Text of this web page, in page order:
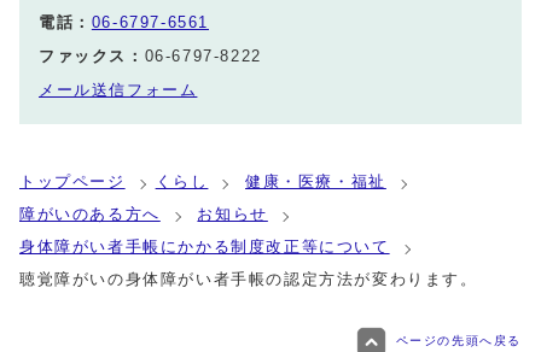
電話： 06-6797-6561
ファックス： 06-6797-8222
メール送信フォーム
トップページ くらし
健康・医療・福祉
障がいのある方へ
お知らせ
身体障がい者手帳にかかる制度改正等について
聴覚障がいの身体障がい者手帳の認定方法が変わります。
ページの先頭へ戻る